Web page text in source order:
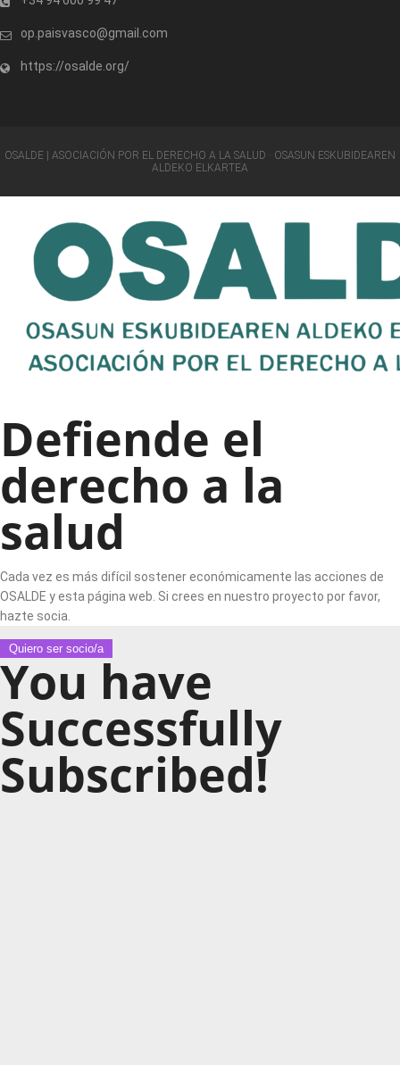
op.paisvasco@gmail.com
https://osalde.org/
OSALDE | ASOCIACIÓN POR EL DERECHO A LA SALUD · OSASUN ESKUBIDEAREN
ALDEKO ELKARTEA
Defiende el
derecho a la
salud
Cada vez es más difícil sostener económicamente las acciones de
OSALDE y esta página web. Si crees en nuestro proyecto por favor,
hazte socia.
Quiero ser socio/a
You have
Successfully
Subscribed!